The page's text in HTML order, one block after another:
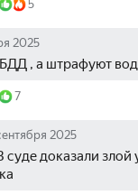
5
2025
, а штрафуют
7
2025
доказали злой